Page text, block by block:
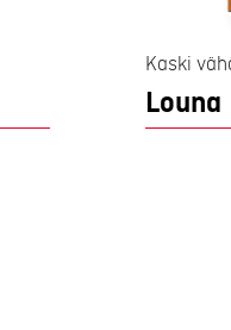
Kaski
Louna